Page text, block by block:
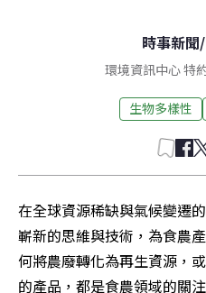
時事新聞/
環境資訊中心 特
生物多樣性
在全球資源稀缺與氣候變遷
嶄新的思維與技術，為食農
何將農廢轉化為再生資源，
的產品，都是食農領域的關